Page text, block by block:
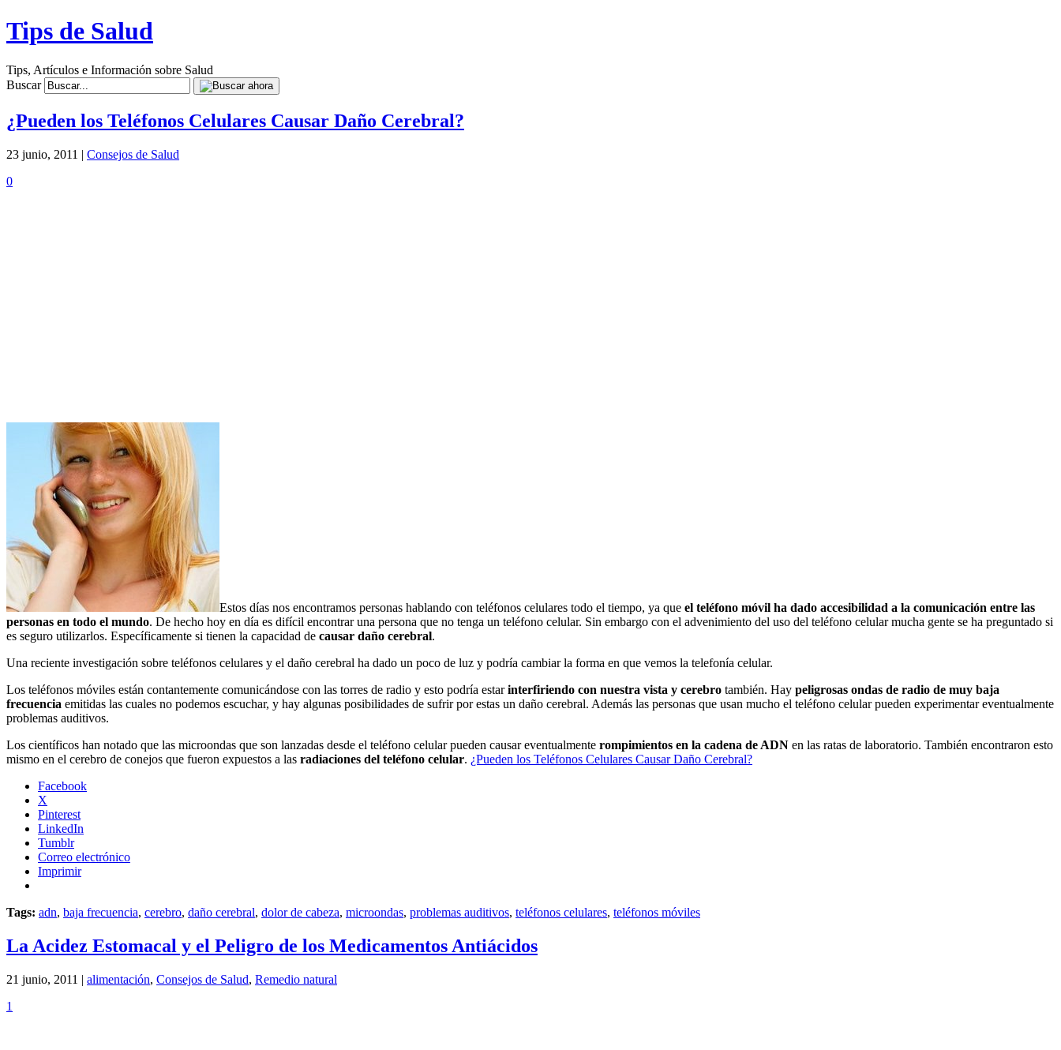
Tips de Salud
Tips, Artículos e Información sobre Salud
Buscar
¿Pueden los Teléfonos Celulares Causar Daño Cerebral?
23 junio, 2011 | Consejos de Salud
0
Estos días nos encontramos personas hablando con teléfonos celulares todo el tiempo, ya que el teléfono móvil ha dado accesibilidad a la comunicación entre las
personas en todo el mundo. De hecho hoy en día es difícil encontrar una persona que no tenga un teléfono celular. Sin embargo con el advenimiento del uso del teléfono celular mucha gente se ha preguntado si
es seguro utilizarlos. Específicamente si tienen la capacidad de causar daño cerebral.
Una reciente investigación sobre teléfonos celulares y el daño cerebral ha dado un poco de luz y podría cambiar la forma en que vemos la telefonía celular.
Los teléfonos móviles están contantemente comunicándose con las torres de radio y esto podría estarinterfiriendo con nuestra vista y cerebro también. Hay peligrosas ondas de radio de muy baja
frecuencia emitidas las cuales no podemos escuchar, y hay algunas posibilidades de sufrir por estas un daño cerebral. Además las personas que usan mucho el teléfono celular pueden experimentar eventualmente
problemas auditivos.
Los científicos han notado que las microondas que son lanzadas desde el teléfono celular pueden causar eventualmente rompimientos en la cadena de ADN en las ratas de laboratorio. También encontraron esto
mismo en el cerebro de conejos que fueron expuestos a las radiaciones del teléfono celular. ¿Pueden los Teléfonos Celulares Causar Daño Cerebral?
Facebook
X
Pinterest
LinkedIn
Tumblr
Correo electrónico
Imprimir
Tags: adn, baja frecuencia, cerebro, daño cerebral, dolor de cabeza, microondas, problemas auditivos, teléfonos celulares, teléfonos móviles
La Acidez Estomacal y el Peligro de los Medicamentos Antiácidos
21 junio, 2011 | alimentación, Consejos de Salud, Remedio natural
1